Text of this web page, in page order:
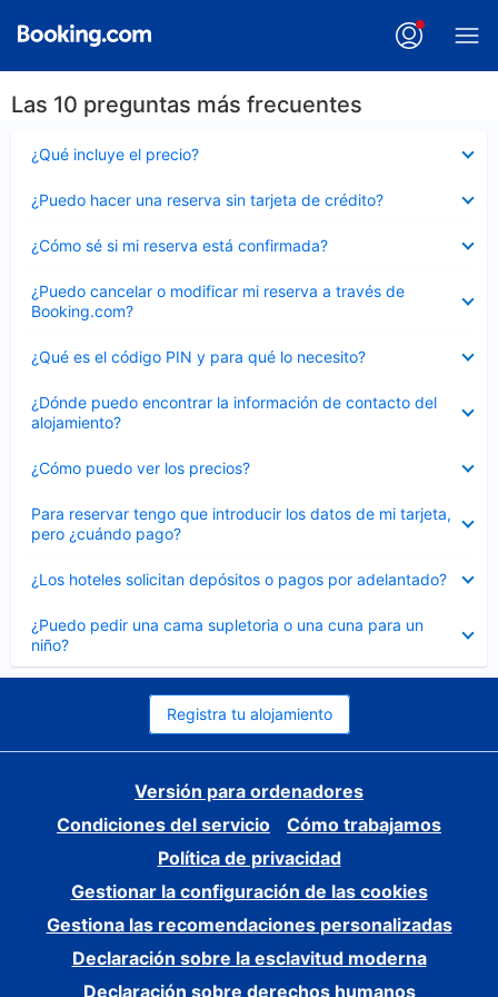
Las 10 preguntas más frecuentes
¿Qué incluye el precio?
cerrado
¿Puedo hacer una reserva sin tarjeta de crédito?
cerrado
¿Cómo sé si mi reserva está confirmada?
cerrado
¿Puedo cancelar o modificar mi reserva a través de
Booking.com?
cerrado
¿Qué es el código PIN y para qué lo necesito?
cerrado
¿Dónde puedo encontrar la información de contacto del
alojamiento?
cerrado
¿Cómo puedo ver los precios?
cerrado
Para reservar tengo que introducir los datos de mi tarjeta,
pero ¿cuándo pago?
cerrado
¿Los hoteles solicitan depósitos o pagos por adelantado?
cerrado
¿Puedo pedir una cama supletoria o una cuna para un
niño?
cerrado
Registra tu alojamiento
Versión para ordenadores
Condiciones del servicio
Cómo trabajamos
Política de privacidad
Gestionar la configuración de las cookies
Gestiona las recomendaciones personalizadas
Declaración sobre la esclavitud moderna
Declaración sobre derechos humanos